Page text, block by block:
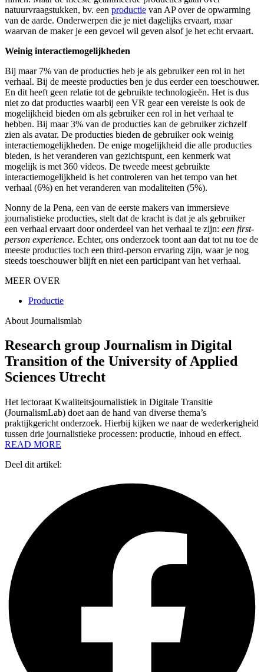
natuurvraagstukken, bv. een productie van AP over de opwarming
van de aarde. Onderwerpen die je niet dagelijks ervaart, maar
waarvan de maker je een gevoel wil geven alsof je het echt ervaart.
Weinig interactiemogelijkheden
Bij maar 7% van de producties heb je als gebruiker een rol in het
verhaal. Bij de meeste producties ben je dus eerder een toeschouwer.
En dit heeft geen relatie tot de gebruikte technologieën. Het is dus
niet zo dat producties waarbij een VR gear een vereiste is ook de
mogelijkheid bieden om als gebruiker een rol in het verhaal te
hebben. Bij maar 3% van de producties kan de gebruiker zichzelf
zien als avatar. De producties bieden de gebruiker ook weinig
interactiemogelijkheden. De enige mogelijkheid die alle producties
bieden, is het veranderen van gezichtspunt, een kenmerk wat
mogelijk is met 360 videos. De tweede meest gebruikte
interactiemogelijkheid is het controleren van het tempo van het
verhaal (6%) en het veranderen van modaliteiten (5%).
Nonny de la Pena, een van de eerste makers van immersieve
journalistieke producties, stelt dat de kracht is dat je als gebruiker
een verhaal ervaart door onderdeel van het verhaal te zijn: een first-
person experience. Echter, ons onderzoek toont aan dat tot nu toe de
meeste producties toch een third-person ervaring zijn, waar je nog
steeds toeschouwer blijft en niet een participant van het verhaal.
MEER OVER
Productie
About Journalismlab
Research group Journalism in Digital
Transition of the University of Applied
Sciences Utrecht
Het lectoraat Kwaliteitsjournalistiek in Digitale Transitie
(JournalismLab) doet aan de hand van diverse thema’s
praktijkgericht onderzoek. Hierbij kijken we naar de wederkerigheid
tussen drie journalistieke processen: productie, inhoud en effect.
READ MORE
Deel dit artikel: